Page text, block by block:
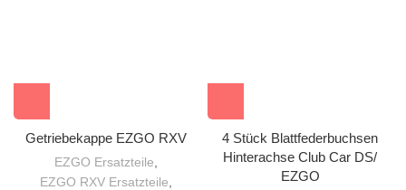
Getriebekappe EZGO RXV
EZGO Ersatzteile
EZGO RXV Ersatzteile
4 Stück Blattfederbuchsen
Hinterachse Club Car DS/
EZGO